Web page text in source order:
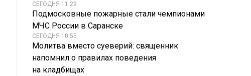
СЕГОДНЯ 11:29
Подмосковные пожарные стали чемпионами
МЧС России в Саранске
СЕГОДНЯ 10:55
Молитва вместо суеверий: священник
напомнил о правилах поведения
на кладбищах